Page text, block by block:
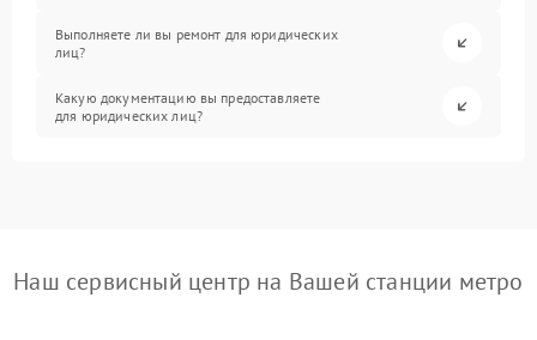
Выполняете ли вы ремонт для юридических
лиц?
Какую документацию вы предоставляете
для юридических лиц?
Наш сервисный центр на Вашей станции метро